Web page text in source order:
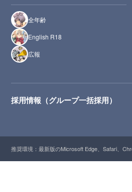
全年齢
English R18
広報
採用情報（グループ一括採用）
推奨環境：最新版のMicrosoft Edge、Safari、